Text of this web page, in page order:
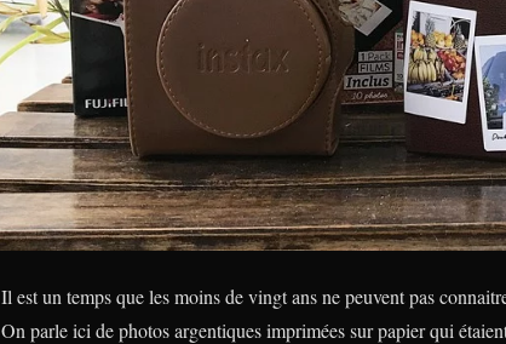
Il est un temps que les moins de vingt ans ne peuvent pas
On parle ici de photos argentiques imprimées sur papier qui